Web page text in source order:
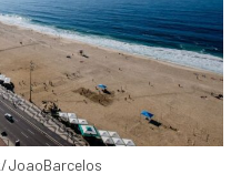
JoaoBarcelos